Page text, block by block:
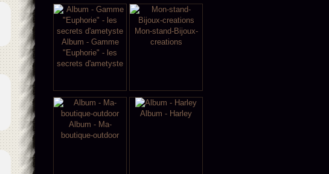
Album - Gamme
"Euphorie" - les
secrets d'ametyste
Mon-stand-Bijoux-
creations
Album - Ma-
boutique-outdoor
Album - Harley